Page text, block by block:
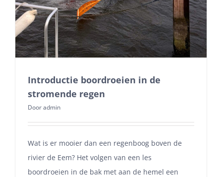
Introductie boordroeien in de
stromende regen
Dooradmin
Wat is er mooier dan een regenboog boven de
rivier de Eem? Het volgen van een les
boordroeien in de bak met aan de hemel een